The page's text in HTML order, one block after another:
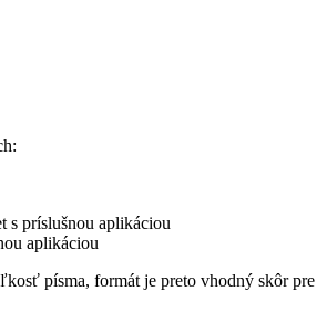
s príslušnou aplikáciou
aplikáciou
písma, formát je preto vhodný skôr pre